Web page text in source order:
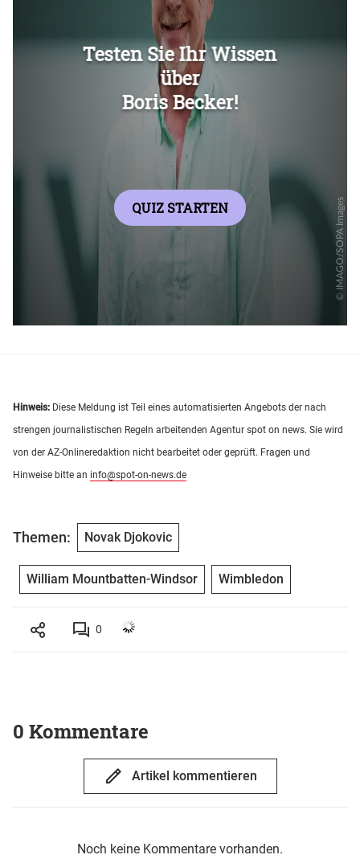
Hinweis: Diese Meldung ist Teil eines automatisierten Angebots der nach
strengen journalistischen Regeln arbeitenden Agentur spot on news. Sie wird
von der AZ-Onlineredaktion nicht bearbeitet oder geprüft. Fragen und
Hinweise bitte an info@spot-on-news.de
Themen: Novak Djokovic
William Mountbatten-Windsor Wimbledon
0
0 Kommentare
Artikel kommentieren
Noch keine Kommentare vorhanden.